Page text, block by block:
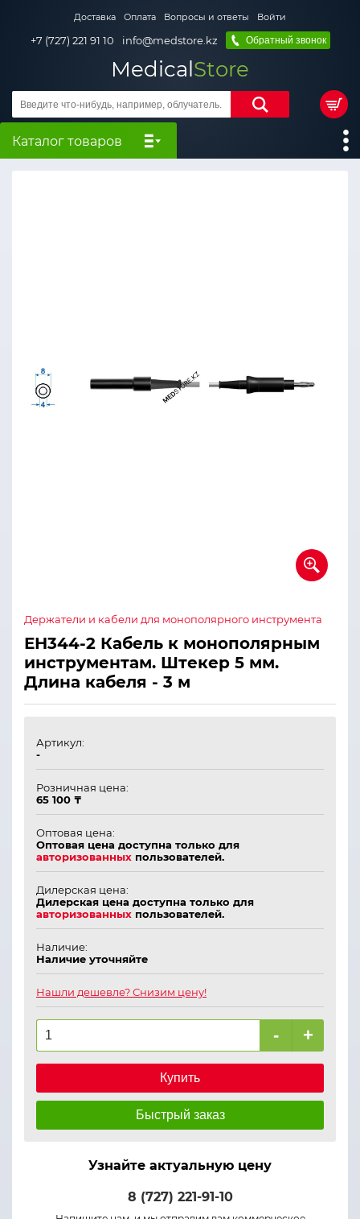
Доставка Оплата Вопросы и ответы Войти
+7 (727) 221 91 10 info@medstore.kz Обратный звонок
MedicalStore
Каталог товаров
Держатели и кабели для монополярного инструмента
ЕН344-2 Кабель к монополярным
инструментам. Штекер 5 мм.
Длина кабеля - 3 м
Артикул:
-
Розничная цена:
65 100 ₸
Оптовая цена:
Оптовая цена доступна только для
авторизованных пользователей.
Дилерская цена:
Дилерская цена доступна только для
авторизованных пользователей.
Наличие:
Наличие уточняйте
Нашли дешевле? Снизим цену!
- +
Купить
Быстрый заказ
Узнайте актуальную цену
8 (727) 221-91-10